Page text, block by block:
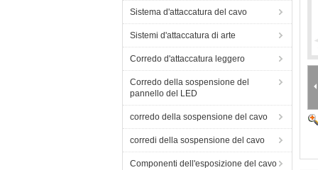
Sistema d'attaccatura del cavo
Sistemi d'attaccatura di arte
Corredo d'attaccatura leggero
Corredo della sospensione del
pannello del LED
corredo della sospensione del cavo
corredi della sospensione del cavo
Componenti dell'esposizione del cavo